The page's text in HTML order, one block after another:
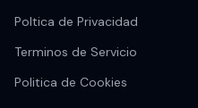
Poltica de Privacidad
Terminos de Servicio
Politica de Cookies